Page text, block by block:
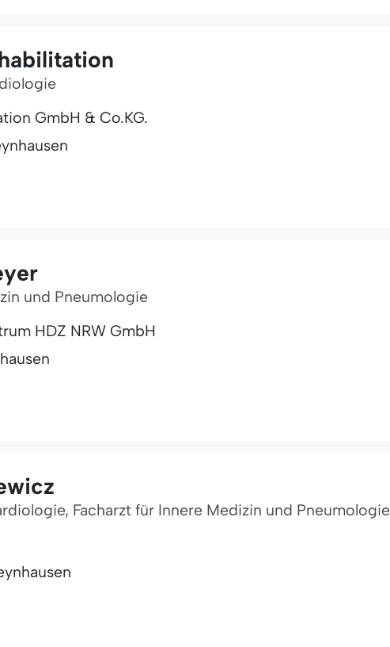
GmbH & Co.KG.
und Pneumologie
HDZ NRW GmbH
Facharzt für Innere Medizin und Pneumologie